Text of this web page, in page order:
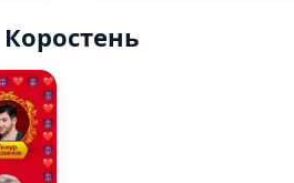
Коростень